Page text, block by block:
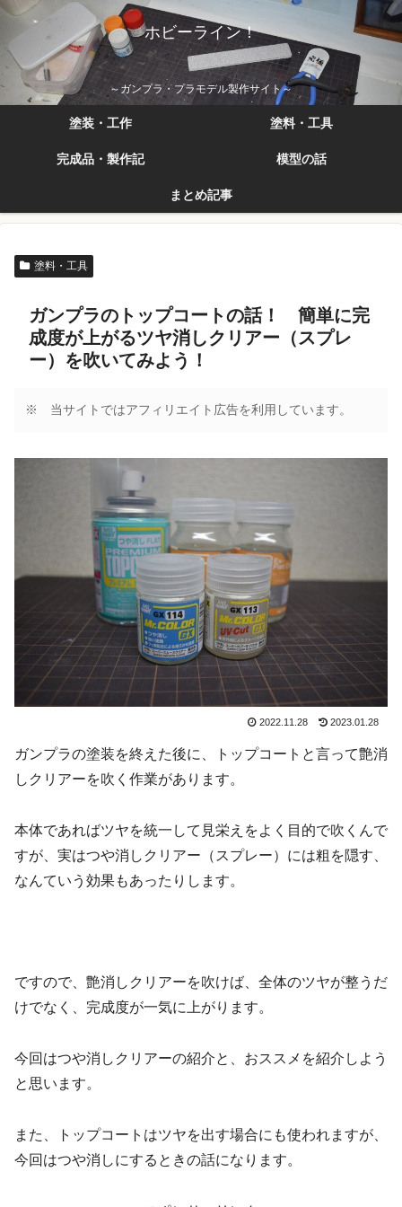
ホビーライン！
～ガンプラ・プラモデル製作サイト～
塗装・工作 塗料・工具
完成品・製作記 模型の話
まとめ記事
塗料・工具
ガンプラのトップコートの話！ 簡単に完
成度が上がるツヤ消しクリアー（スプレ
ー）を吹いてみよう！
※ 当サイトではアフィリエイト広告を利用しています。
2022.11.28 2023.01.28
ガンプラの塗装を終えた後に、トップコートと言って艶消
しクリアーを吹く作業があります。
本体であればツヤを統一して見栄えをよく目的で吹くんで
すが、実はつや消しクリアー（スプレー）には粗を隠す、
なんていう効果もあったりします。
ですので、艶消しクリアーを吹けば、全体のツヤが整うだ
けでなく、完成度が一気に上がります。
今回はつや消しクリアーの紹介と、おススメを紹介しよう
と思います。
また、トップコートはツヤを出す場合にも使われますが、
今回はつや消しにするときの話になります。